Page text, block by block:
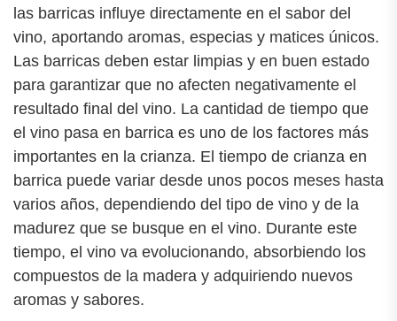
las barricas influye directamente en el sabor del
vino, aportando aromas, especias y matices únicos.
Las barricas deben estar limpias y en buen estado
para garantizar que no afecten negativamente el
resultado final del vino. La cantidad de tiempo que
el vino pasa en barrica es uno de los factores más
importantes en la crianza. El tiempo de crianza en
barrica puede variar desde unos pocos meses hasta
varios años, dependiendo del tipo de vino y de la
madurez que se busque en el vino. Durante este
tiempo, el vino va evolucionando, absorbiendo los
compuestos de la madera y adquiriendo nuevos
aromas y sabores.